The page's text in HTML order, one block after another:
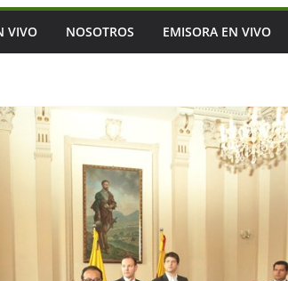
VIVO NOSOTROS EMISORA EN VIVO